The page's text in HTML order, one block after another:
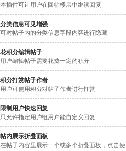
本插件可让用户在回帖楼层中继续回复
分类信息可见增强
可对帖子内的分类信息字段内容进行隐藏
花积分编辑帖子
用户编辑帖子需要花费一定的积分
积分打赏帖子作者
用户可使用积分对帖子作者进行打赏
限制用户快速回复
只允许指定用户组用户能自定义回复
帖内展示折叠面板
在帖子内容里展示一个或多个折叠面板，点击